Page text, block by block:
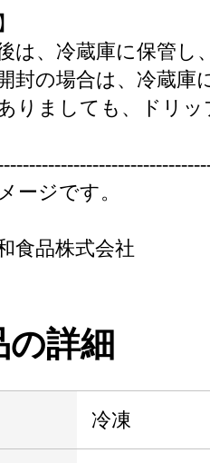
は、冷蔵庫に保管し
封の場合は、冷蔵庫
りましても、ドリッ
ージです。
食品株式会社
の詳細
冷凍